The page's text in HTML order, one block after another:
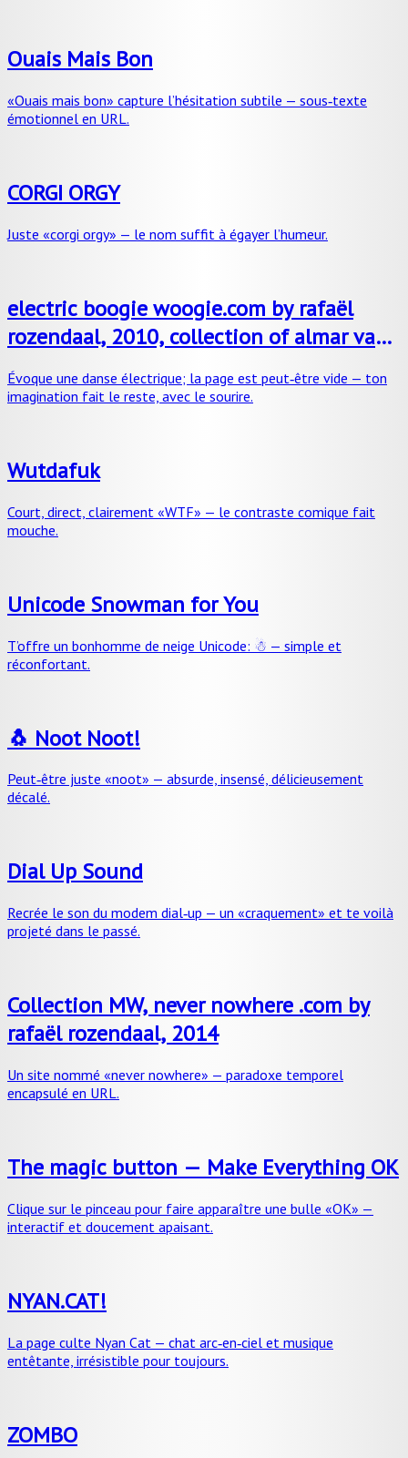
Ouais Mais Bon
«Ouais mais bon» capture l’hésitation subtile — sous‑texte
émotionnel en URL.
CORGI ORGY
Juste «corgi orgy» — le nom suffit à égayer l’humeur.
electric boogie woogie.com by rafaël
rozendaal, 2010, collection of almar van
der krogt
Évoque une danse électrique; la page est peut‑être vide — ton
imagination fait le reste, avec le sourire.
Wutdafuk
Court, direct, clairement «WTF» — le contraste comique fait
mouche.
Unicode Snowman for You
T’offre un bonhomme de neige Unicode: ☃ — simple et
réconfortant.
🐧 Noot Noot!
Peut‑être juste «noot» — absurde, insensé, délicieusement
décalé.
Dial Up Sound
Recrée le son du modem dial‑up — un «craquement» et te voilà
projeté dans le passé.
Collection MW, never nowhere .com by
rafaël rozendaal, 2014
Un site nommé «never nowhere» — paradoxe temporel
encapsulé en URL.
The magic button — Make Everything OK
Clique sur le pinceau pour faire apparaître une bulle «OK» —
interactif et doucement apaisant.
NYAN.CAT!
La page culte Nyan Cat — chat arc‑en‑ciel et musique
entêtante, irrésistible pour toujours.
ZOMBO